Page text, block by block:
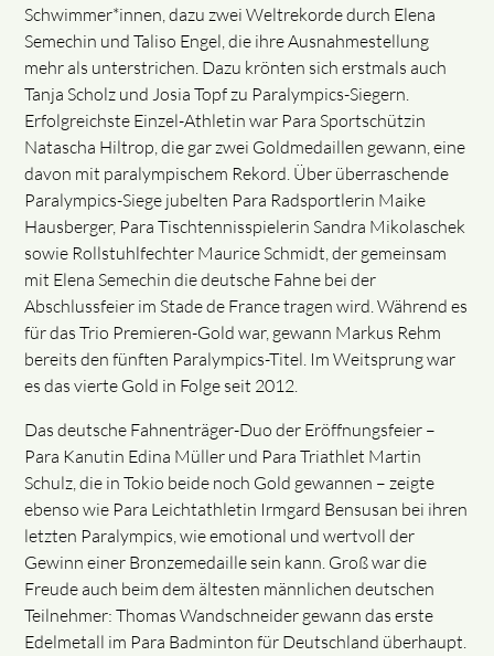
Schwimmer*innen, dazu zwei Weltrekorde durch Elena
Semechin und Taliso Engel, die ihre Ausnahmestellung
mehr als unterstrichen. Dazu krönten sich erstmals auch
Tanja Scholz und Josia Topf zu Paralympics-Siegern.
Erfolgreichste Einzel-Athletin war Para Sportschützin
Natascha Hiltrop, die gar zwei Goldmedaillen gewann, eine
davon mit paralympischem Rekord. Über überraschende
Paralympics-Siege jubelten Para Radsportlerin Maike
Hausberger, Para Tischtennisspielerin Sandra Mikolaschek
sowie Rollstuhlfechter Maurice Schmidt, der gemeinsam
mit Elena Semechin die deutsche Fahne bei der
Abschlussfeier im Stade de France tragen wird. Während es
für das Trio Premieren-Gold war, gewann Markus Rehm
bereits den fünften Paralympics-Titel. Im Weitsprung war
es das vierte Gold in Folge seit 2012.
Das deutsche Fahnenträger-Duo der Eröffnungsfeier –
Para Kanutin Edina Müller und Para Triathlet Martin
Schulz, die in Tokio beide noch Gold gewannen – zeigte
ebenso wie Para Leichtathletin Irmgard Bensusan bei ihren
letzten Paralympics, wie emotional und wertvoll der
Gewinn einer Bronzemedaille sein kann. Groß war die
Freude auch beim dem ältesten männlichen deutschen
Teilnehmer: Thomas Wandschneider gewann das erste
Edelmetall im Para Badminton für Deutschland überhaupt.